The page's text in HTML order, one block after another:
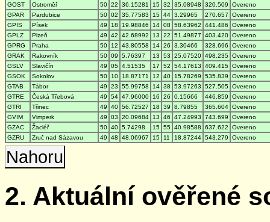
GOST
Ostroměř 50 22 36.15281 15 32 35.08948 320.509
Overeno
GPAR
Pardubice 50 02 35.77583 15 44 3.29965 270.657
Overeno
GPIS
Písek 49 18 19.98846 14 08 58.63962 441.486
Overeno
GPLZ
Plzeň 49 42 42.68992 13 22 51.49877 403.420 Overeno
GPRG
Praha 50 12 43.80558 14 26 3.30466 328.696
Overeno
GRAK
Rakovník 50 09 5.76397 13 53 25.07520 498.235 Overeno
GSLV
Slavičín 49 05 4.51535 17 52 54.17613 409.415 Overeno
GSOK
Sokolov 50 10 18.87171 12 40 15.78269 535.839
Overeno
GTAB
Tábor 49 23 55.99758 14 38 53.97263 527.505 Overeno
GTRE
Česká Třebová 49 54 47.96000 16 26 0.15666 446.859
Overeno
GTRI
Třinec 49 40 56.72527 18 39 8.79855 365.604 Overeno
GVIM
Vimperk 49 03 20.09684 13 46 47.24993 743.699
Overeno
GZAC
Žacléř 50 40 5.74298 15 55 40.98588 637.622
Overeno
GZRU
Zruč nad Sázavou 49 48 48.06967 15 11 18.87244 543.279 Overeno
Nahoru
2. Aktuální ověřené